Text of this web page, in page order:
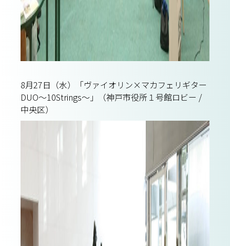
8月27日（水）「ヴァイオリン×マカフェリギター
DUO〜10Strings〜」（神戸市役所１号館ロビー /
中央区）